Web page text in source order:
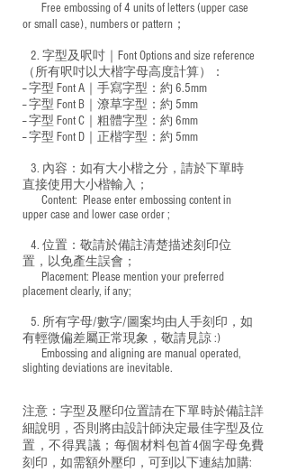
Free embossing of 4 units of letters (upper case
or small case), numbers or pattern；
2. 字型及呎吋｜ Font Options and size reference
（所有呎吋以大楷字母高度計算）：
-- 字型 Font A｜手寫字型：約 6.5mm
-- 字型 Font B｜潦草字型： 約 5mm
-- 字型 Font C｜粗體字型：約 6mm
-- 字型 Font D｜正楷字型： 約 5mm
3. 內容：如有大小楷之分，請於下單時
直接使用大小楷輸入；
​ Content: Please enter embossing content in
upper case and lower case order ;
4. 位置：敬請於備註清楚描述刻印位
置，以免產生誤會；
​ Placement: Please mention your preferred
placement clearly, if any;
5. 所有字母/數字/圖案均由人手刻印，如
有輕微偏差屬正常現象，敬請見諒 :)
​ Embossing and aligning are manual operated,
slighting deviations are inevitable.
注意：字型及壓印位置請在下單時於備註詳
細說明，否則將由設計師決定最佳字型及位
置，不得異議；每個材料包首4個字母免費
刻印，如需額外壓印，可到以下連結加購: